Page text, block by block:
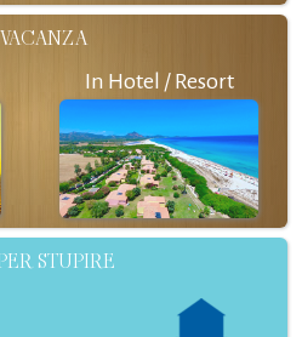
In Hotel / Resort
STUPIRE